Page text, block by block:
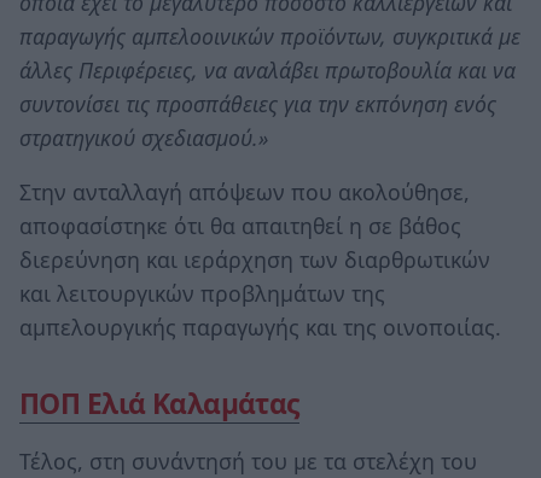
παραγωγής αμπελοοινικών προϊόντων, συγκριτικά με
άλλες Περιφέρειες, να αναλάβει πρωτοβουλία και να
συντονίσει τις προσπάθειες για την εκπόνηση ενός
στρατηγικού σχεδιασμού.»
Στην ανταλλαγή απόψεων που ακολούθησε,
αποφασίστηκε ότι θα απαιτηθεί η σε βάθος
διερεύνηση και ιεράρχηση των διαρθρωτικών
και λειτουργικών προβλημάτων της
αμπελουργικής παραγωγής και της οινοποιίας.
ΠΟΠ Ελιά Καλαμάτας
Τέλος, στη συνάντησή του με τα στελέχη του